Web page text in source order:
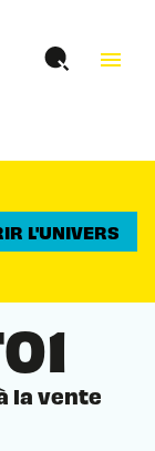
menu
L'UNIVERS
la vente